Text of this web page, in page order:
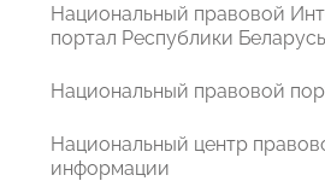
Национальный правовой
портал Республики Беларусь
Национальный правовой
Национальный центр
информации